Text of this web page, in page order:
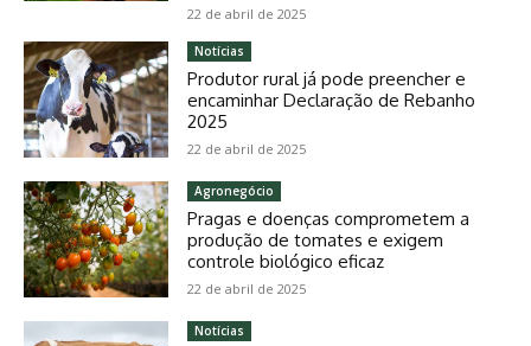
22 de abril de 2025
Notícias
Produtor rural já pode preencher e
encaminhar Declaração de Rebanho
2025
22 de abril de 2025
Agronegócio
Pragas e doenças comprometem a
produção de tomates e exigem
controle biológico eficaz
22 de abril de 2025
Notícias